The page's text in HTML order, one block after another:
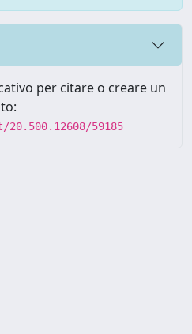
per citare o creare un
59185